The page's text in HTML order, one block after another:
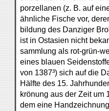
porzellanen (z. B. auf
ähnliche Fische vor,
bildung des Danziger
ist in Ostasien nicht
sammlung als rot-grün-
eines blauen
von 1387³) sich auf die
Hälfte des 15.
krönung aus der Zeit um
dem eine